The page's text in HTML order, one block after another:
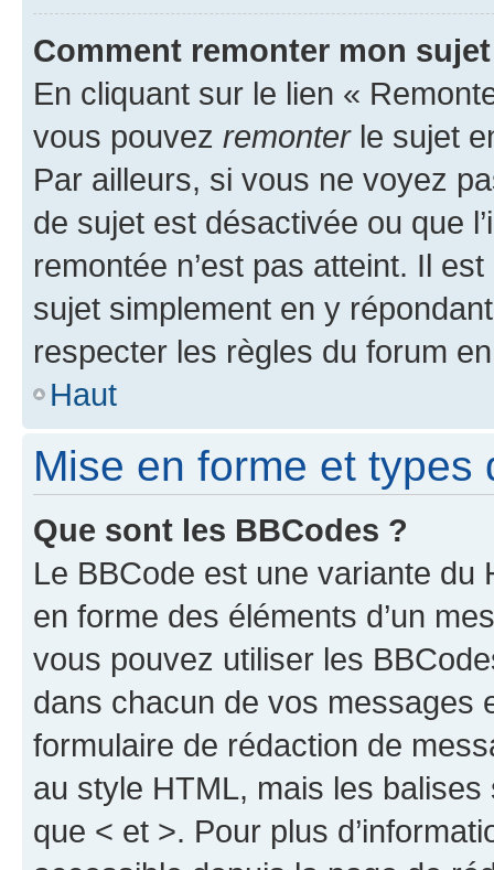
Comment remonter mon
En cliquant sur le lien «
vous pouvez remonterle sujet
Par ailleurs, si vous ne voyez
de sujet est désactivée ou que
remontée n’est pas atteint. Il
sujet simplement en y
respecter les règles du forum
Haut
Mise en forme et types
Que sont les BBCodes ?
Le BBCode est une variante du
en forme des éléments d’un
vous pouvez utiliser les
dans chacun de vos messages
formulaire de rédaction de
au style HTML, mais les
que < et >. Pour plus